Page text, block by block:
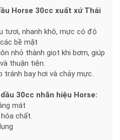
Horse 30cc xuất xứ Thái
tươi, nhanh khô, mực có độ
bề mặt
nhỏ thành giọt khi bơm, giúp
thuận tiện.
tránh bay hơi và chảy mực.
30cc nhãn hiệu Horse:
mát
chất.